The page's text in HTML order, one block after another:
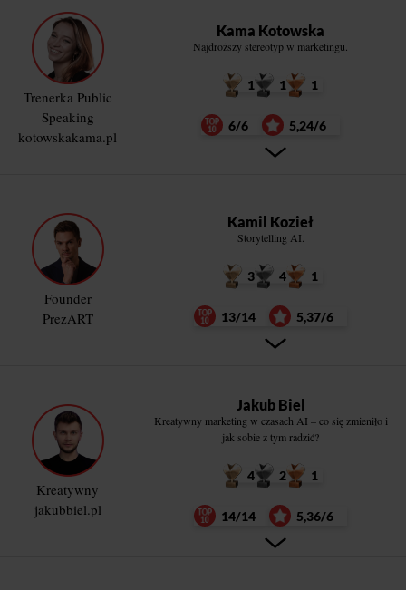
Trenerka Public
Speaking
kotowskakama.pl
Kama Kotowska
Najdroższy stereotyp w marketingu.
1 1 1
6/6 5,24/6
Founder
PrezART
Kamil Kozieł
Storytelling AI.
3 4 1
13/14 5,37/6
Kreatywny
jakubbiel.pl
Jakub Biel
Kreatywny marketing w czasach AI – co się zmieniło i
jak sobie z tym radzić?
4 2 1
14/14 5,36/6